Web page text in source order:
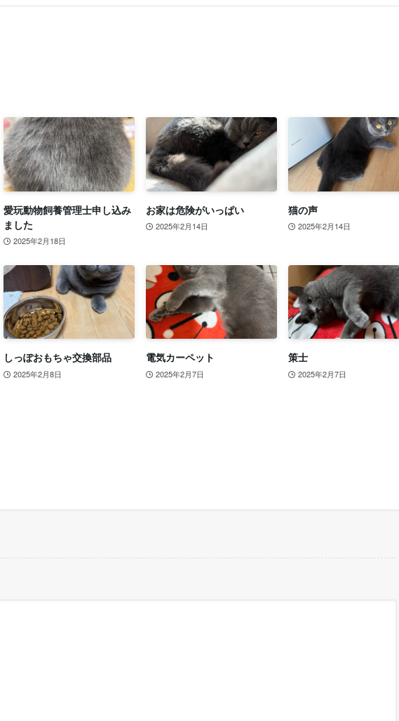
愛玩動物飼養管理士申し込み
ました
2025年2月18日
お家は危険がいっぱい
2025年2月14日
猫の声
2025年2月14日
しっぽおもちゃ交換部品
2025年2月8日
電気カーペット
2025年2月7日
策士
2025年2月7日